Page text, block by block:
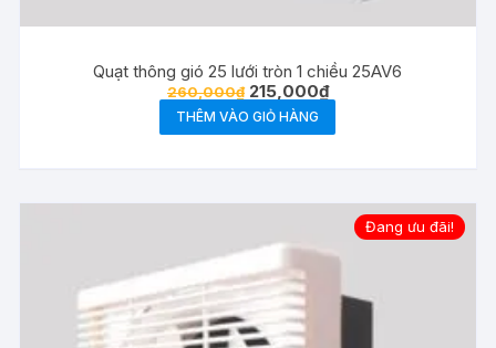
Quạt thông gió 25 lưới tròn 1 chiều 25AV6
260,000₫ Giá
gốc
là:
260,000₫.
215,000₫Giá
hiện
là:
THÊM VÀO GIỎ HÀNG
Đang ưu đãi!